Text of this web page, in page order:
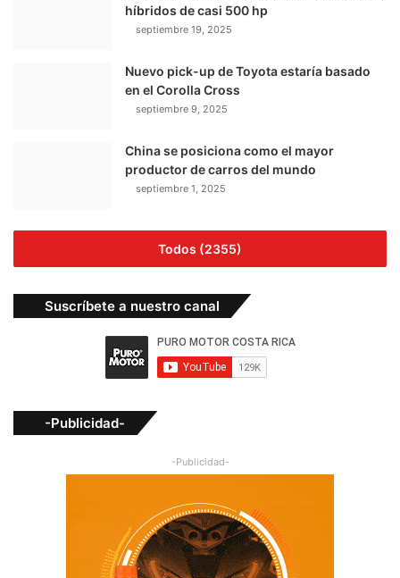
híbridos de casi 500 hp
septiembre 19, 2025
Nuevo pick-up de Toyota estaría basado
en el Corolla Cross
septiembre 9, 2025
China se posiciona como el mayor
productor de carros del mundo
septiembre 1, 2025
Todos (2355)
Suscríbete a nuestro canal
-Publicidad-
-Publicidad-